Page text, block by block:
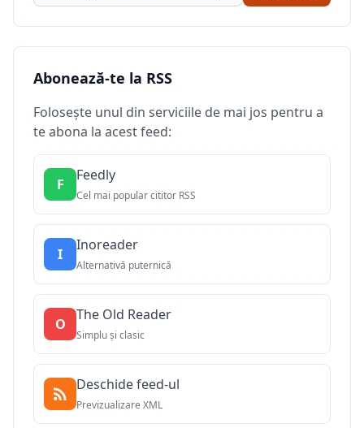
Abonează-te la RSS
Folosește unul din serviciile de mai jos pentru a
te abona la acest feed:
F
Feedly
Cel mai popular cititor RSS
I
Inoreader
Alternativă puternică
O
The Old Reader
Simplu și clasic
Deschide feed-ul
Previzualizare XML